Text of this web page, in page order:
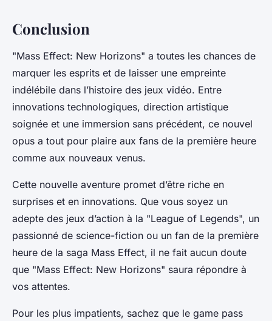
Conclusion
"Mass Effect: New Horizons" a toutes les chances de
marquer les esprits et de laisser une empreinte
indélébile dans l’histoire des jeux vidéo. Entre
innovations technologiques, direction artistique
soignée et une immersion sans précédent, ce nouvel
opus a tout pour plaire aux fans de la première heure
comme aux nouveaux venus.
Cette nouvelle aventure promet d’être riche en
surprises et en innovations. Que vous soyez un
adepte des jeux d’action à la "League of Legends", un
passionné de science-fiction ou un fan de la première
heure de la saga Mass Effect, il ne fait aucun doute
que "Mass Effect: New Horizons" saura répondre à
vos attentes.
Pour les plus impatients, sachez que le game pass